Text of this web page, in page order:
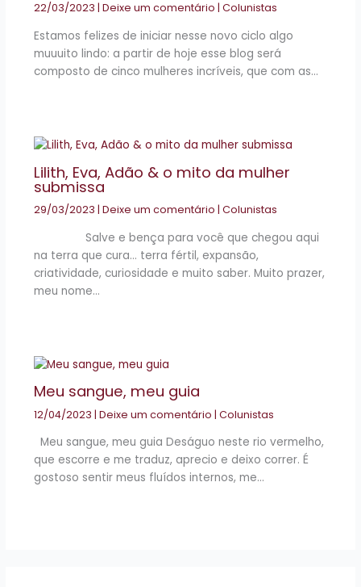
22/03/2023 | Deixe um comentário | Colunistas
Estamos felizes de iniciar nesse novo ciclo algo
muuuito lindo: a partir de hoje esse blog será
composto de cinco mulheres incríveis, que com as…
Lilith, Eva, Adão & o mito da mulher
submissa
29/03/2023 | Deixe um comentário | Colunistas
Salve e bença para você que chegou aqui
na terra que cura… terra fértil, expansão,
criatividade, curiosidade e muito saber. Muito prazer,
meu nome…
Meu sangue, meu guia
12/04/2023 | Deixe um comentário | Colunistas
Meu sangue, meu guia Deságuo neste rio vermelho,
que escorre e me traduz, aprecio e deixo correr. É
gostoso sentir meus fluídos internos, me…